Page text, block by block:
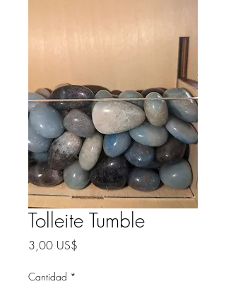
Tolleite Tumble
3,00 US$
Cantidad *